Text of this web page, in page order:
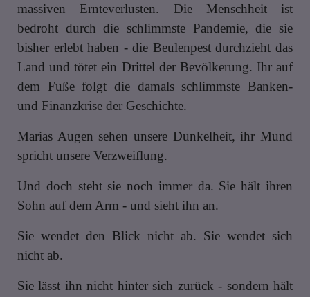
massiven Ernteverlusten. Die Menschheit ist
bedroht durch die schlimmste Pandemie, die sie
bisher erlebt haben - die Beulenpest durchzieht das
Land und tötet ein Drittel der Bevölkerung. Ihr auf
dem Fuße folgt die damals schlimmste Banken-
und Finanzkrise der Geschichte.
Marias Augen sehen unsere Dunkelheit, ihr Mund
spricht unsere Verzweiflung.
Und doch steht sie noch immer da. Sie hält ihren
Sohn auf dem Arm - und sieht ihn an.
Sie wendet den Blick nicht ab. Sie wendet sich
nicht ab.
Sie lässt ihn nicht hinter sich zurück - sondern hält